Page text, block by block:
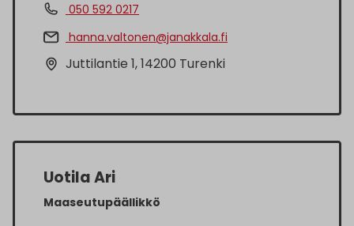
050 592 0217
hanna.valtonen@janakkala.fi
Juttilantie 1, 14200 Turenki
Uotila Ari
Maaseutupäällikkö